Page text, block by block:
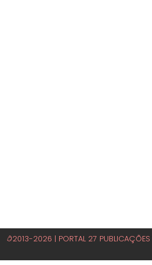
©2013-2026 | PORTAL 27 PUBLICAÇÕES